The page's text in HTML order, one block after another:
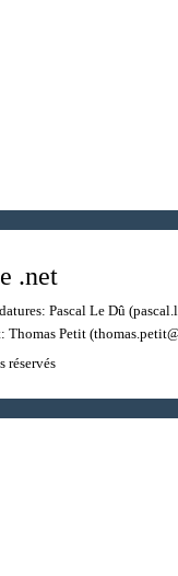
.net
Pascal Le Dû
Thomas Petit
réservés